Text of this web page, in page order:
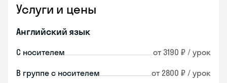
Услуги и цены
Английский язык
С носителем от 3190 ₽ / урок
В группе с носителем от 2800 ₽ / урок